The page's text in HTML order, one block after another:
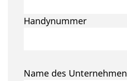
Handynummer
Name des Unternehmen